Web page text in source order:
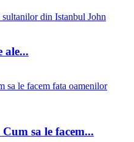
John
ale...
sa le facem...